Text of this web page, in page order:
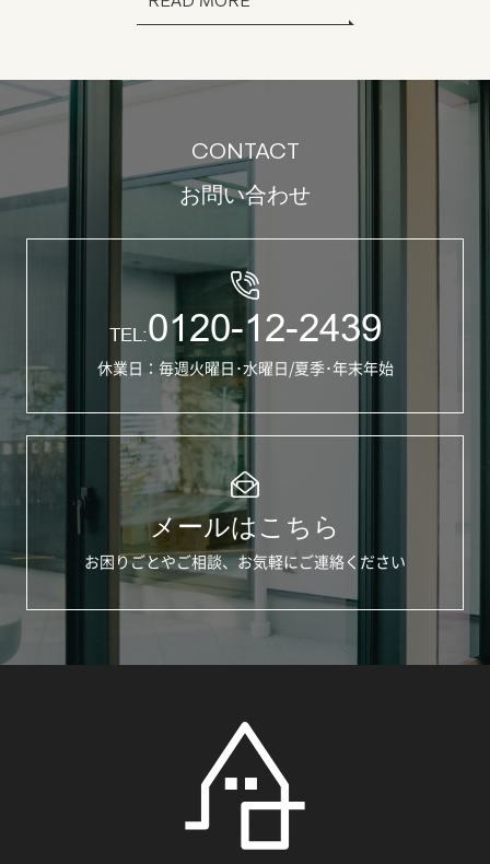
CONTACT
お問い合わせ
TEL:0120-12-2439
休業日：毎週火曜日･水曜日/夏季･年末年始
メールはこちら
お困りごとやご相談、お気軽にご連絡ください